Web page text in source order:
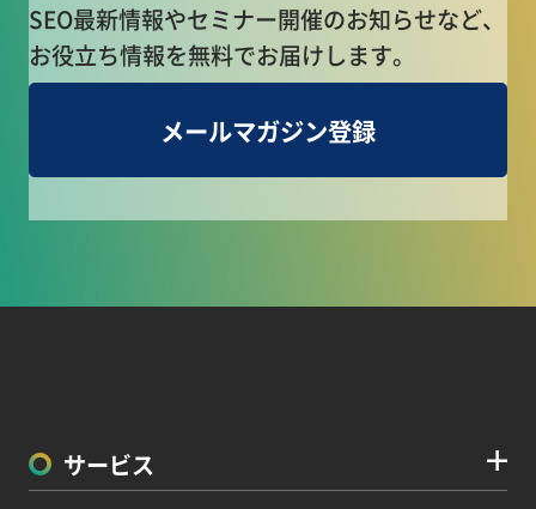
SEO最新情報やセミナー開催のお知らせなど、
お役立ち情報を無料でお届けします。
メールマガジン登録
サービス